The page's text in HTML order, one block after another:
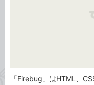
「Firebug」はHTML、